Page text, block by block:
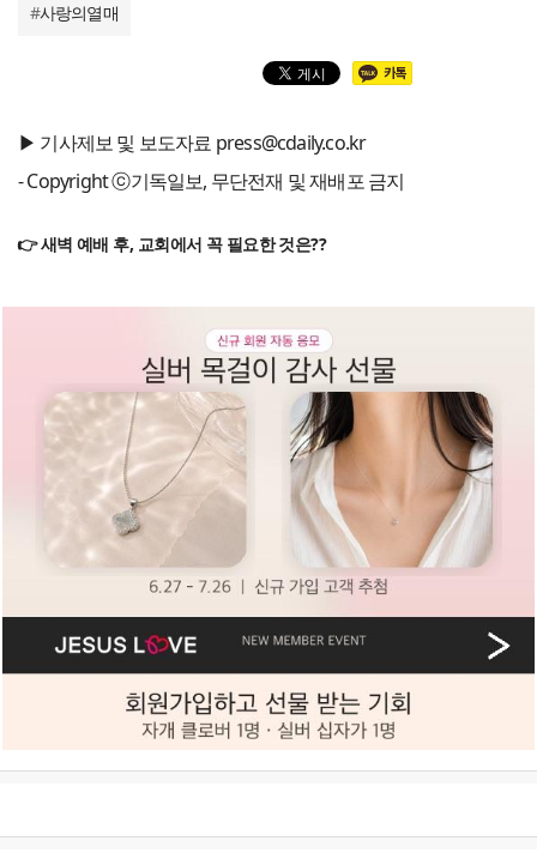
#사랑의열매
▶ 기사제보 및 보도자료 press@cdaily.co.kr
- Copyright ⓒ기독일보, 무단전재 및 재배포 금지
👉 새벽 예배 후, 교회에서 꼭 필요한 것은??